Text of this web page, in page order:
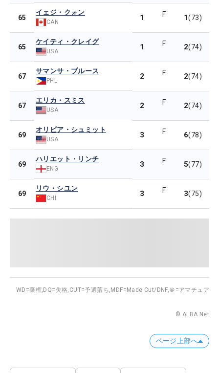
65
イェジ・クォン
CAN 1 F 1(73)
65
ケイティ・クレイグ
USA 1 F 2(74)
67
サマンサ・ブルース
PHL 2 F 2(74)
67
エリカ・スミス
USA 2 F 2(74)
69
オリビア・シュミット
USA 3 F 6(78)
69
ハリエット・リンチ
ENG 3 F 5(77)
69
リウ・シユン
CHI 3 F 3(75)
WD=棄権, DQ=失格, CUT=予選落ち, MDF=Made Cut/DNF,＠=アマチュア
© ALBA Net
ページ上部へ